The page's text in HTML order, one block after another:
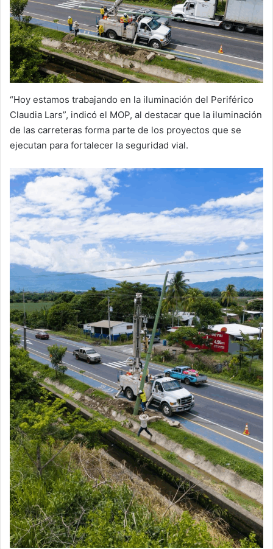
“Hoy estamos trabajando en la iluminación del Periférico
Claudia Lars”, indicó el MOP, al destacar que la iluminación
de las carreteras forma parte de los proyectos que se
ejecutan para fortalecer la seguridad vial.